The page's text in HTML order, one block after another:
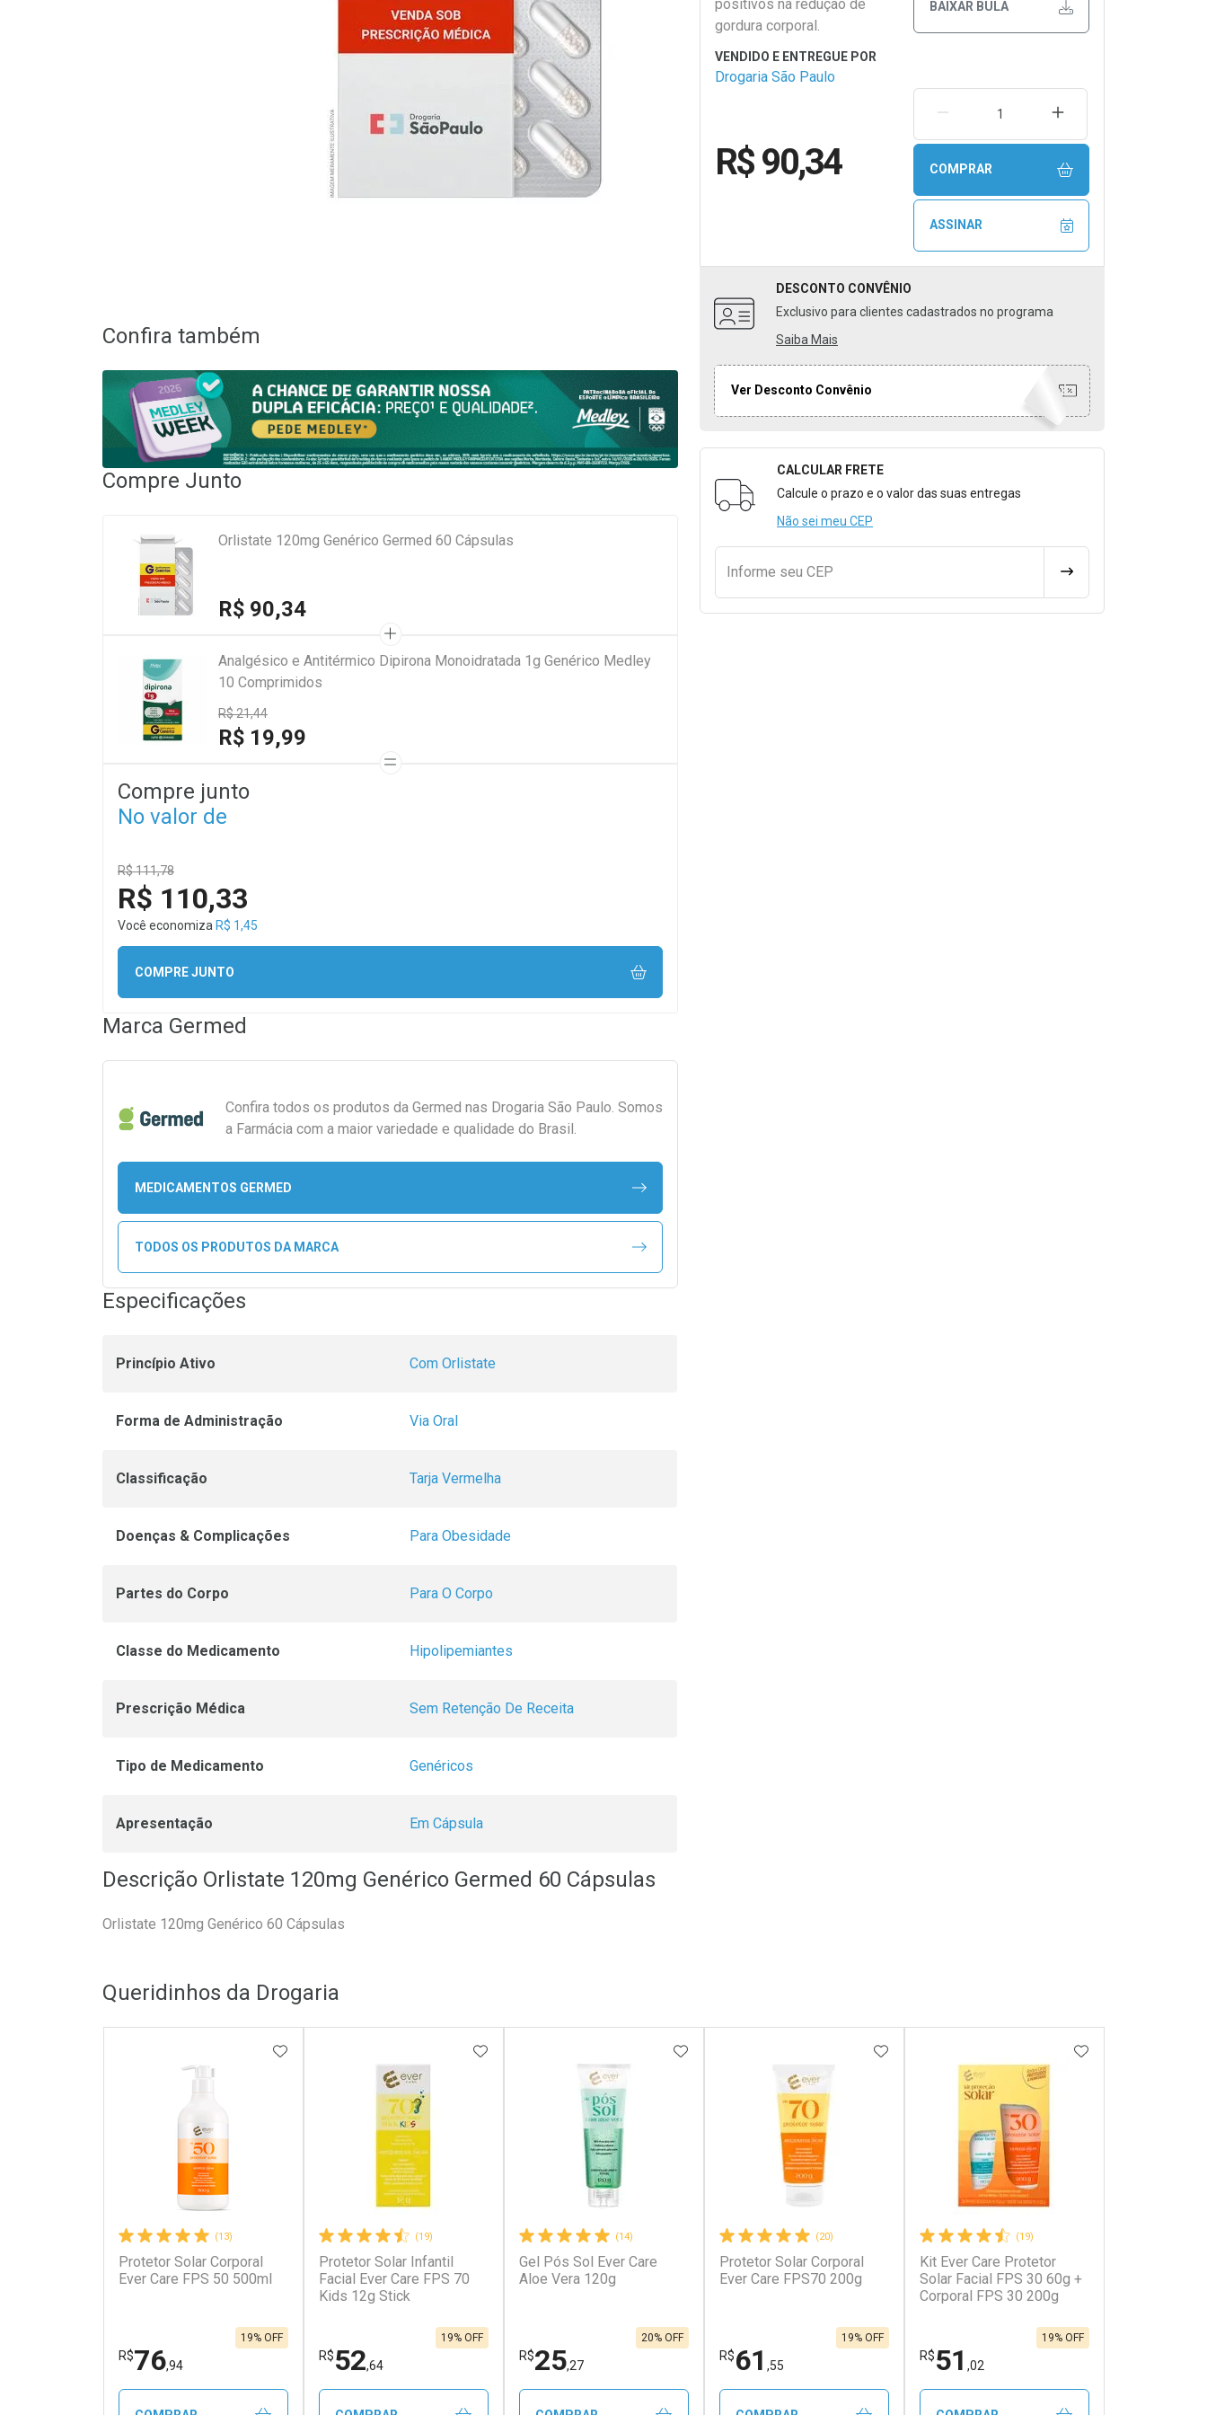
positivos na redução de
gordura corporal.
BAIXAR BULA
Drogaria São Paulo
R$ 90,34
REMOVER UMA UNIDADEAUMENTAR UMA
COMPRAR
ASSINAR
DESCONTO CONVÊNIO
Exclusivo para clientes cadastrados no programa
Saiba Mais
Ver Desconto Convênio
Formulário para Calcular o Frete
CALCULAR FRETE
Calcule o prazo e o valor das suas entregas
Não sei meu CEP
Informe seu CEP CALCULAR FRETE
Confira também
Compre Junto
Orlistate 120mg Genérico Germed 60 Cápsulas
R$ 90,34
Analgésico e Antitérmico Dipirona Monoidratada 1g Genérico Medley
10 Comprimidos
R$ 21,44
R$ 19,99
Compre junto
No valor de
R$ 111,78
R$ 110,33
Você economiza R$ 1,45
COMPRE JUNTO
Marca Germed
Confira todos os produtos da Germed nas Drogaria São Paulo. Somos
a Farmácia com a maior variedade e qualidade do Brasil.
MEDICAMENTOS GERMED
TODOS OS PRODUTOS DA MARCA
Especificações
Princípio Ativo Com Orlistate
Forma de Administração Via Oral
Classificação Tarja Vermelha
Doenças & Complicações Para Obesidade
Partes do Corpo Para O Corpo
Classe do Medicamento Hipolipemiantes
Prescrição Médica Sem Retenção De Receita
Tipo de Medicamento Genéricos
Apresentação Em Cápsula
Descrição Orlistate 120mg Genérico Germed 60 Cápsulas
Orlistate 120mg Genérico 60 Cápsulas
Queridinhos da Drogaria
(13)
Protetor Solar Corporal
Ever Care FPS 50 500ml
R$76,94
19% OFF
ADICIONAR AOS FAVORITOS
(19)
Protetor Solar Infantil
Facial Ever Care FPS 70
Kids 12g Stick
R$52,64
19% OFF
ADICIONAR AOS FAVORITOS
(14)
Gel Pós Sol Ever Care
Aloe Vera 120g
R$25,27
20% OFF
ADICIONAR AOS FAVORITOS
(20)
Protetor Solar Corporal
Ever Care FPS70 200g
R$61 ,55
19% OFF
ADICIONAR AOS FAVORITOS
(19)
Kit Ever Care Protetor
Solar Facial FPS 30 60g +
Corporal FPS 30 200g
R$51 ,02
19% OFF
ADICIONAR AOS